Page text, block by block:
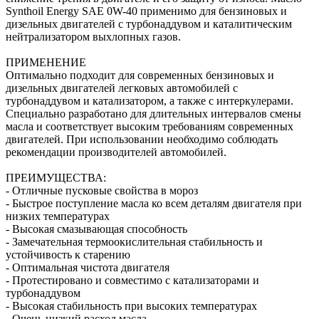
Synthoil Energy SAE 0W-40 применимо для бензиновых и
дизельных двигателей с турбонаддувом и каталитическим
нейтрализатором выхлопных газов.
ПРИМЕНЕНИЕ
Оптимально подходит для современных бензиновых и
дизельных двигателей легковых автомобилей с
турбонаддувом и катализатором, а также с интеркулерами.
Специально разработано для длительных интервалов смены
масла и соответствует высоким требованиям современных
двигателей. При использовании необходимо соблюдать
рекомендации производителей автомобилей.
ПРЕИМУЩЕСТВА:
- Отличные пусковые свойства в мороз
- Быстрое поступление масла ко всем деталям двигателя при
низких температурах
- Высокая смазывающая способность
- Замечательная термоокислительная стабильность и
устойчивость к старению
- Оптимальная чистота двигателя
- Протестировано и совместимо с катализаторами и
турбонаддувом
- Высокая стабильность при высоких температурах